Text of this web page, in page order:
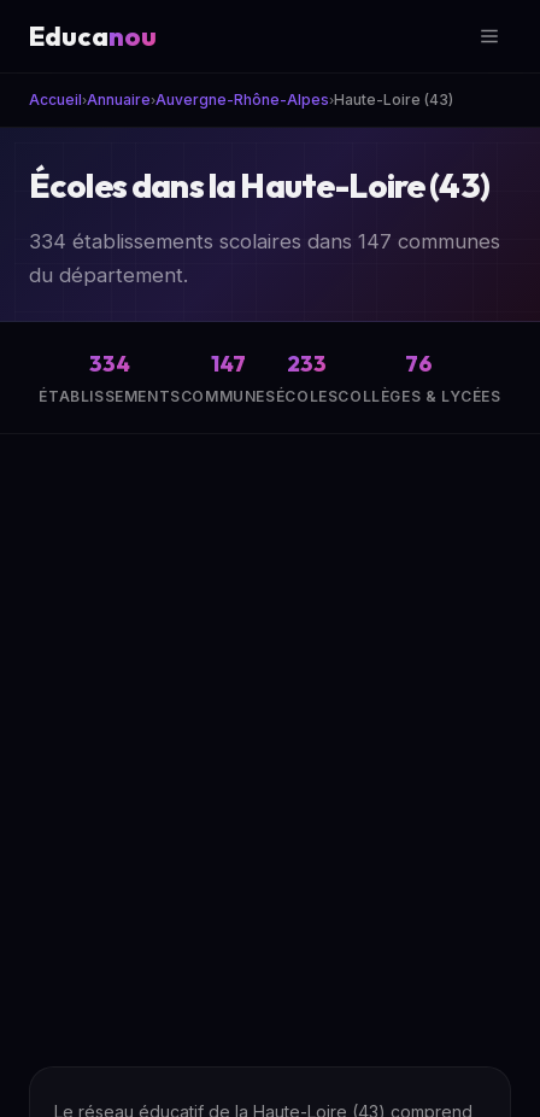
Educanou
Accueil›Annuaire›Auvergne-Rhône-Alpes›Haute-Loire (43)
Écoles dans la Haute-Loire (43)
334 établissements scolaires dans 147 communes
du département.
334
ÉTABLISSEMENTS
147
COMMUNES
233
ÉCOLES
76
COLLÈGES & LYCÉES
Le réseau éducatif de la Haute-Loire (43) comprend